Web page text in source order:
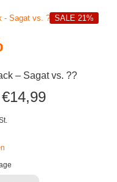
– Sagat vs. ??
SALE 21%
Ursprünglicher
Preis
€18,90
€14,99Aktueller